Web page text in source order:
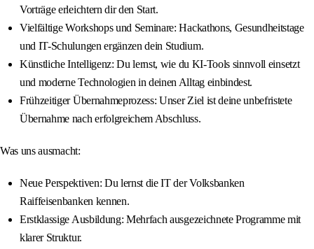
Vorträge erleichtern dir den Start.
Vielfältige Workshops und Seminare: Hackathons, Gesundheitstage
und IT-Schulungen ergänzen dein Studium.
Künstliche Intelligenz: Du lernst, wie du KI-Tools sinnvoll einsetzt
und moderne Technologien in deinen Alltag einbindest.
Frühzeitiger Übernahmeprozess: Unser Ziel ist deine unbefristete
Übernahme nach erfolgreichem Abschluss.
Was uns ausmacht:
Neue Perspektiven: Du lernst die IT der Volksbanken
Raiffeisenbanken kennen.
Erstklassige Ausbildung: Mehrfach ausgezeichnete Programme mit
klarer Struktur.